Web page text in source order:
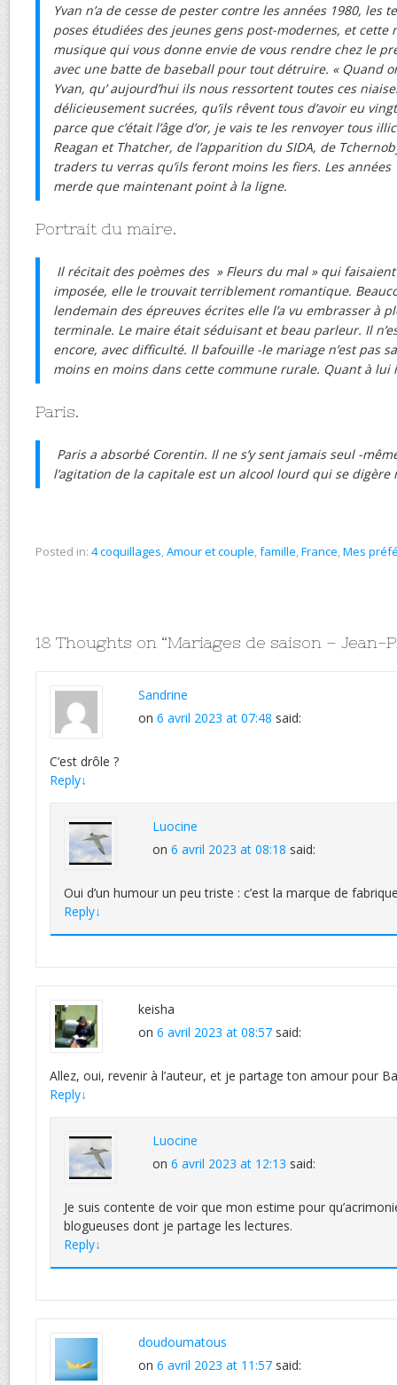
Yvan n’a de cesse de pester contre les années 1980, les
poses étudiées des jeunes gens post-modernes, et cette
musique qui vous donne envie de vous rendre chez le
avec une batte de baseball pour tout détruire. « Quand
Yvan, qu’ aujourd’hui ils nous ressortent toutes ces
délicieusement sucrées, qu’ils rêvent tous d’avoir eu
parce que c’était l’âge d’or, je vais te les renvoyer tous
Reagan et Thatcher, de l’apparition du SIDA, de
traders tu verras qu’ils feront moins les fiers. Les années
merde que maintenant point à la ligne.
Portrait du maire.
Il récitait des poèmes des » Fleurs du mal » qui
imposée, elle le trouvait terriblement romantique.
lendemain des épreuves écrites elle l’a vu embrasser à
terminale. Le maire était séduisant et beau parleur. Il
encore, avec difficulté. Il bafouille -le mariage n’est pas
moins en moins dans cette commune rurale. Quant à lui
Paris.
Paris a absorbé Corentin. Il ne s’y sent jamais seul -
l’agitation de la capitale est un alcool lourd qui se digère
Posted in: 4 coquillages,Amour et couple,famille,France,Mes
18 Thoughts on “Mariages de saison – Jean-
Sandrine
on 6 avril 2023 at 07:48 said:
C’est drôle ?
Reply↓
Luocine
on 6 avril 2023 at 08:18 said:
Oui d’un humour un peu triste : c’est la marque de
Reply↓
keisha
on 6 avril 2023 at 08:57 said:
Allez, oui, revenir à l’auteur, et je partage ton amour pour
Reply↓
Luocine
on 6 avril 2023 at 12:13 said:
Je suis contente de voir que mon estime pour
blogueuses dont je partage les lectures.
Reply↓
doudoumatous
on 6 avril 2023 at 11:57 said: